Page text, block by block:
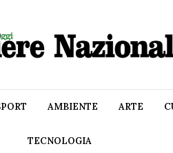
AMBIENTE ARTE
TECNOLOGIA